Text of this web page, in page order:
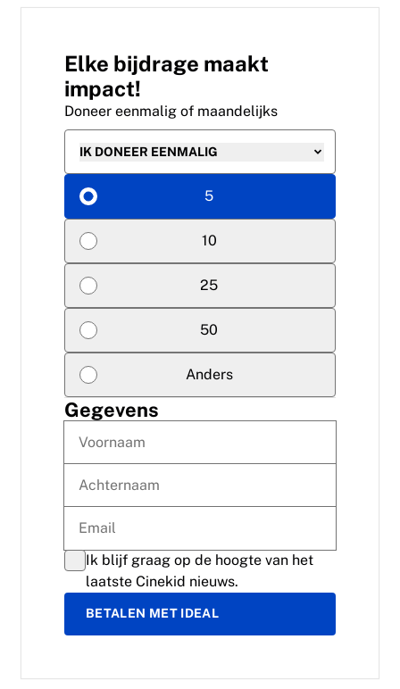
Elke bijdrage maakt
impact!
Doneer eenmalig of maandelijks
IK DONEER EENMALIG
5
10
25
50
Anders
Gegevens
Ik blijf graag op de hoogte van het
laatste Cinekid nieuws.
BETALEN MET IDEAL